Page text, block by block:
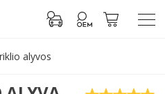
alyvos